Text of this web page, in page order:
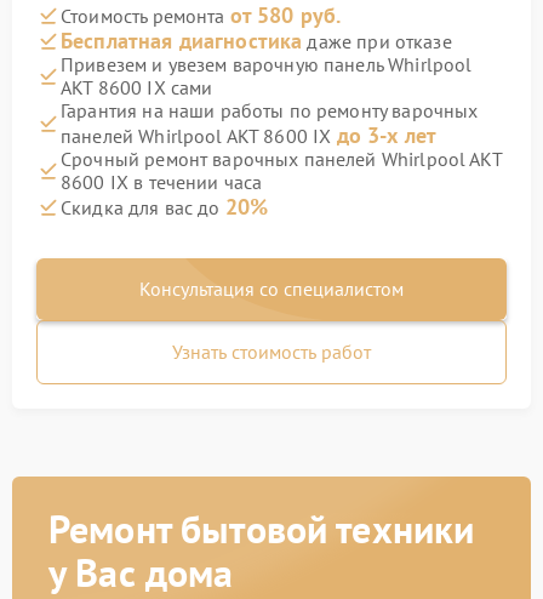
Стоимость ремонта от 580 руб.
Бесплатная диагностика даже при отказе
Привезем и увезем варочную панель Whirlpool
AKT 8600 IX сами
Гарантия на наши работы по ремонту варочных
панелей Whirlpool AKT 8600 IX до 3-х лет
Срочный ремонт варочных панелей Whirlpool AKT
8600 IX в течении часа
Скидка для вас до 20%
Консультация со специалистом
Узнать стоимость работ
Ремонт бытовой техники
у Вас дома